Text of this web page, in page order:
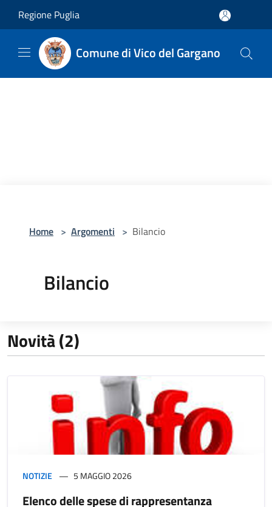
Regione Puglia
Comune di Vico del Gargano
Home > Argomenti > Bilancio
Bilancio
Novità (2)
NOTIZIE 5 MAGGIO 2026
Elenco delle spese di rappresentanza